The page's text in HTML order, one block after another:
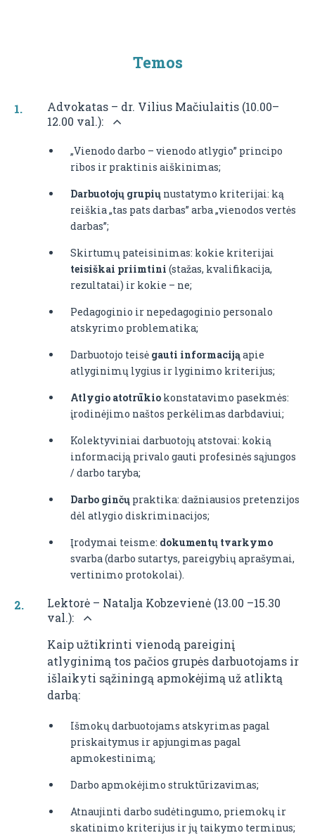
Temos
Advokatas – dr. Vilius Mačiulaitis (10.00–
12.00 val.):
„Vienodo darbo – vienodo atlygio” principo
ribos ir praktinis aiškinimas;
Darbuotojų grupių nustatymo kriterijai: ką
reiškia „tas pats darbas” arba „vienodos vertės
darbas”;
Skirtumų pateisinimas: kokie kriterijai
teisiškai priimtini (stažas, kvalifikacija,
rezultatai) ir kokie – ne;
Pedagoginio ir nepedagoginio personalo
atskyrimo problematika;
Darbuotojo teisė gauti informacijąapie
atlyginimų lygius ir lyginimo kriterijus;
Atlygio atotrūkio konstatavimo pasekmės:
įrodinėjimo naštos perkėlimas darbdaviui;
Kolektyviniai darbuotojų atstovai: kokią
informaciją privalo gauti profesinės sąjungos
/ darbo taryba;
Darbo ginčų praktika: dažniausios pretenzijos
dėl atlygio diskriminacijos;
Įrodymai teisme: dokumentų tvarkymo
svarba (darbo sutartys, pareigybių aprašymai,
vertinimo protokolai).
Lektorė – Natalja Kobzevienė (13.00 –15.30
val.):
Kaip užtikrinti vienodą pareiginį
atlyginimą tos pačios grupės darbuotojams ir
išlaikyti sąžiningą apmokėjimą už atliktą
darbą:
Išmokų darbuotojams atskyrimas pagal
priskaitymus ir apjungimas pagal
apmokestinimą;
Darbo apmokėjimo struktūrizavimas;
Atnaujinti darbo sudėtingumo, priemokų ir
skatinimo kriterijus ir jų taikymo terminus;